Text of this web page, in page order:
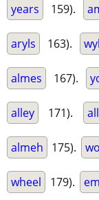
years 159).
aryls 163).
almes 167).
alley 171).
almeh 175).
wheel 179).